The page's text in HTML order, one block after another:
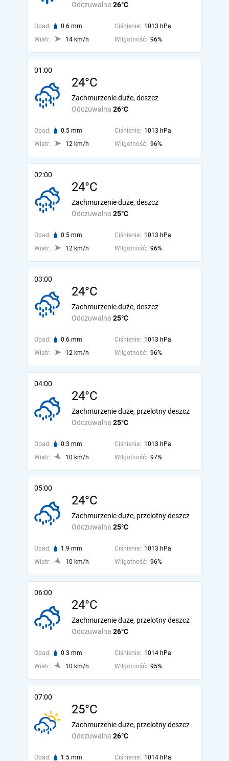
Odczuwalna 26°C
Opad: 0.6 mm Ciśnienie: 1013 hPa
Wiatr:
14 km/h Wilgotność: 96%
01:00
24°C
Odczuwalna 26°C
Zachmurzenie duże, deszcz
Opad: 0.5 mm Ciśnienie: 1013 hPa
Wiatr:
12 km/h Wilgotność: 96%
02:00
24°C
Odczuwalna 25°C
Zachmurzenie duże, deszcz
Opad: 0.5 mm Ciśnienie: 1013 hPa
Wiatr:
12 km/h Wilgotność: 96%
03:00
24°C
Odczuwalna 25°C
Zachmurzenie duże, deszcz
Opad: 0.6 mm Ciśnienie: 1013 hPa
Wiatr:
12 km/h Wilgotność: 96%
04:00
24°C
Odczuwalna 25°C
Zachmurzenie duże, przelotny deszcz
Opad: 0.3 mm Ciśnienie: 1013 hPa
Wiatr:
10 km/h Wilgotność: 97%
05:00
24°C
Odczuwalna 25°C
Zachmurzenie duże, przelotny deszcz
Opad: 1.9 mm Ciśnienie: 1013 hPa
Wiatr:
10 km/h Wilgotność: 96%
06:00
24°C
Odczuwalna 26°C
Zachmurzenie duże, przelotny deszcz
Opad: 0.3 mm Ciśnienie: 1014 hPa
Wiatr:
10 km/h Wilgotność: 95%
07:00
25°C
Odczuwalna 26°C
Zachmurzenie duże, przelotny deszcz
Opad: 1.5 mm Ciśnienie: 1014 hPa